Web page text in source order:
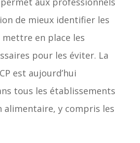
de mieux identifier les
en place les
pour les éviter. La
est aujourd’hui
tous les établissements
alimentaire, y compris les